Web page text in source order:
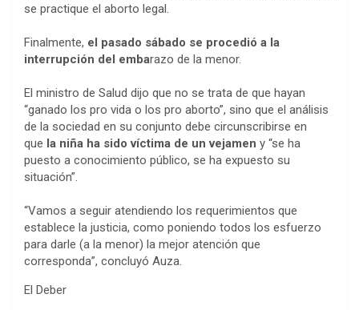
se practique el aborto legal.
Finalmente, el pasado sábado se procedió a la
interrupción del embarazo de la menor.
El ministro de Salud dijo que no se trata de que hayan
“ganado los pro vida o los pro aborto”, sino que el análisis
de la sociedad en su conjunto debe circunscribirse en
que la niña ha sido víctima de un vejamen y “se ha
puesto a conocimiento público, se ha expuesto su
situación”.
“Vamos a seguir atendiendo los requerimientos que
establece la justicia, como poniendo todos los esfuerzo
para darle (a la menor) la mejor atención que
corresponda”, concluyó Auza.
El Deber